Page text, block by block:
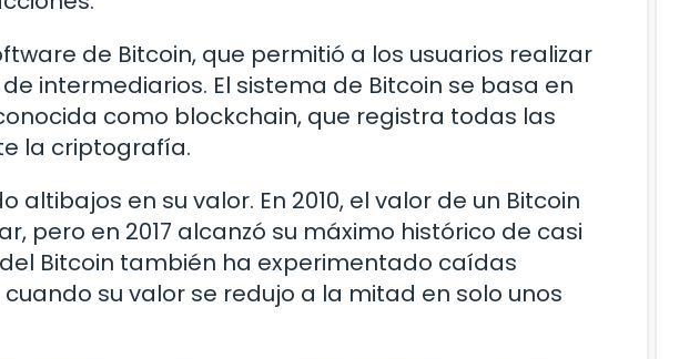
de Bitcoin, que permitió a los usuarios realizar
intermediarios. El sistema de Bitcoin se basa en
como blockchain, que registra todas las
la criptografía.
altibajos en su valor. En 2010, el valor de un Bitcoin
pero en 2017 alcanzó su máximo histórico de casi
Bitcoin también ha experimentado caídas
su valor se redujo a la mitad en solo unos